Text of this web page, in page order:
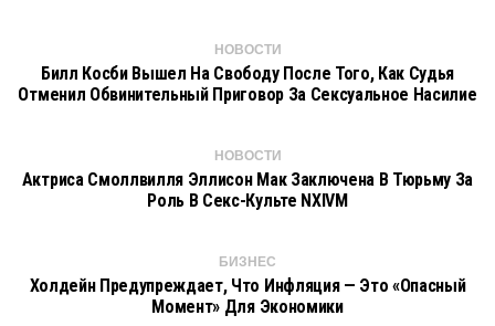
НОВОСТИ
Билл Косби Вышел На Свободу После Того, Как Судья
Отменил Обвинительный Приговор За Сексуальное Насилие
НОВОСТИ
Актриса Смоллвилля Эллисон Мак Заключена В Тюрьму За
Роль В Секс-Культе NXIVM
БИЗНЕС
Холдейн Предупреждает, Что Инфляция — Это «опасный
Момент» Для Экономики